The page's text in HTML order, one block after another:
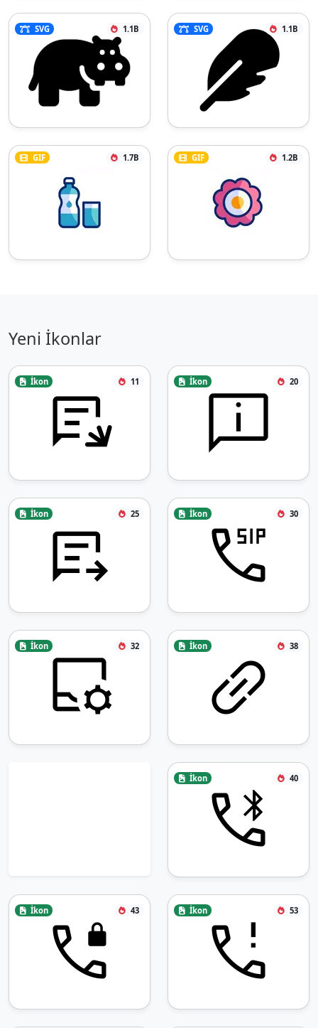
SVG 1.1B SVG 1.1B
GIF 1.7B GIF 1.2B
Yeni İkonlar
İkon 11 İkon 20
İkon 25 İkon 30
İkon 32 İkon 38
İkon 40
İkon 43 İkon 53